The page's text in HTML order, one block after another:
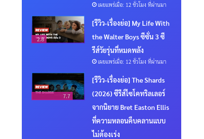
เผยแพร่เมื่อ: 12 ชั่วโมง ที่ผ่านมา
2.8
[รีวิว-เรื่องย่อ] My Life With
the Walter Boys ซีซั่น 3 ซี
รีส์วัยรุ่นที่หมดพลัง
เผยแพร่เมื่อ: 12 ชั่วโมง ที่ผ่านมา
7.7
[รีวิว-เรื่องย่อ] The Shards
(2026) ซีรีส์ไซโคทริลเลอร์
จากนิยาย Bret Easton Ellis
ที่ความหลอนคืบคลานแบบ
ไม่ต้องเร่ง